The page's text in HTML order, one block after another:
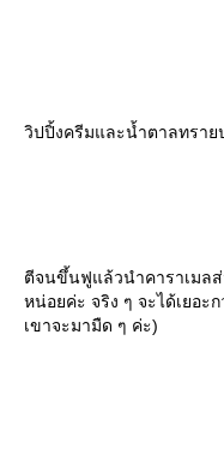
วิปปิ้งครีมและน้ำตาลทราย
ตีจนขึ้นฟูแล้วนำคาราเมล
หน่อยค่ะ จริง ๆ จะได้เยอะ
เขาจะมามืด ๆ ค่ะ)